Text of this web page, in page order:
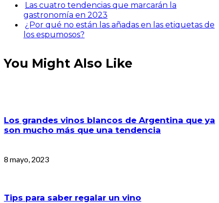
Las cuatro tendencias que marcarán la
gastronomía en 2023
¿Por qué no están las añadas en las etiquetas de
los espumosos?
You Might Also Like
Los grandes vinos blancos de Argentina que ya
son mucho más que una tendencia
8 mayo, 2023
Tips para saber regalar un vino